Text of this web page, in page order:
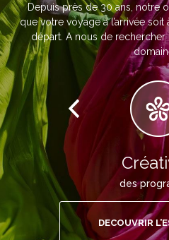
Depuis près de 30 ans, notre
que votre voyage à l’arrivée
départ. A nous de rechercher
des
DECOUVRIR